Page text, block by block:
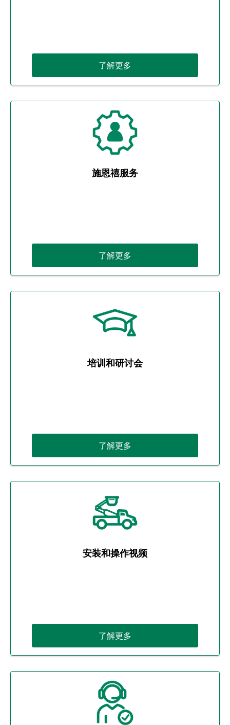
了解更多
施恩禧服务
了解更多
培训和研讨会
了解更多
安装和操作视频
了解更多